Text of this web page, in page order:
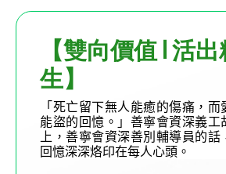
【雙向價值 l 活
生】
「死亡留下無人能癒的傷痛，而
能盜的回憶。」善寧會資深義工
上，善寧會資深善別輔導員的
回憶深深烙印在每人心頭。